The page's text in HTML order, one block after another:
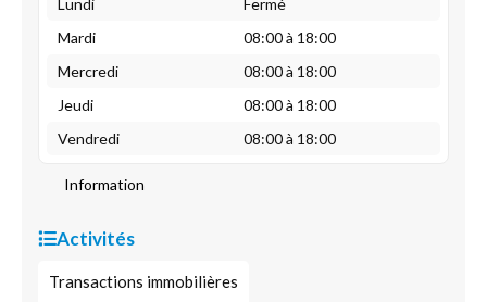
Lundi
Fermé
Mardi
08:00 à 18:00
Mercredi
08:00 à 18:00
Jeudi
08:00 à 18:00
Vendredi
08:00 à 18:00
Information
Activités
Transactions immobilières